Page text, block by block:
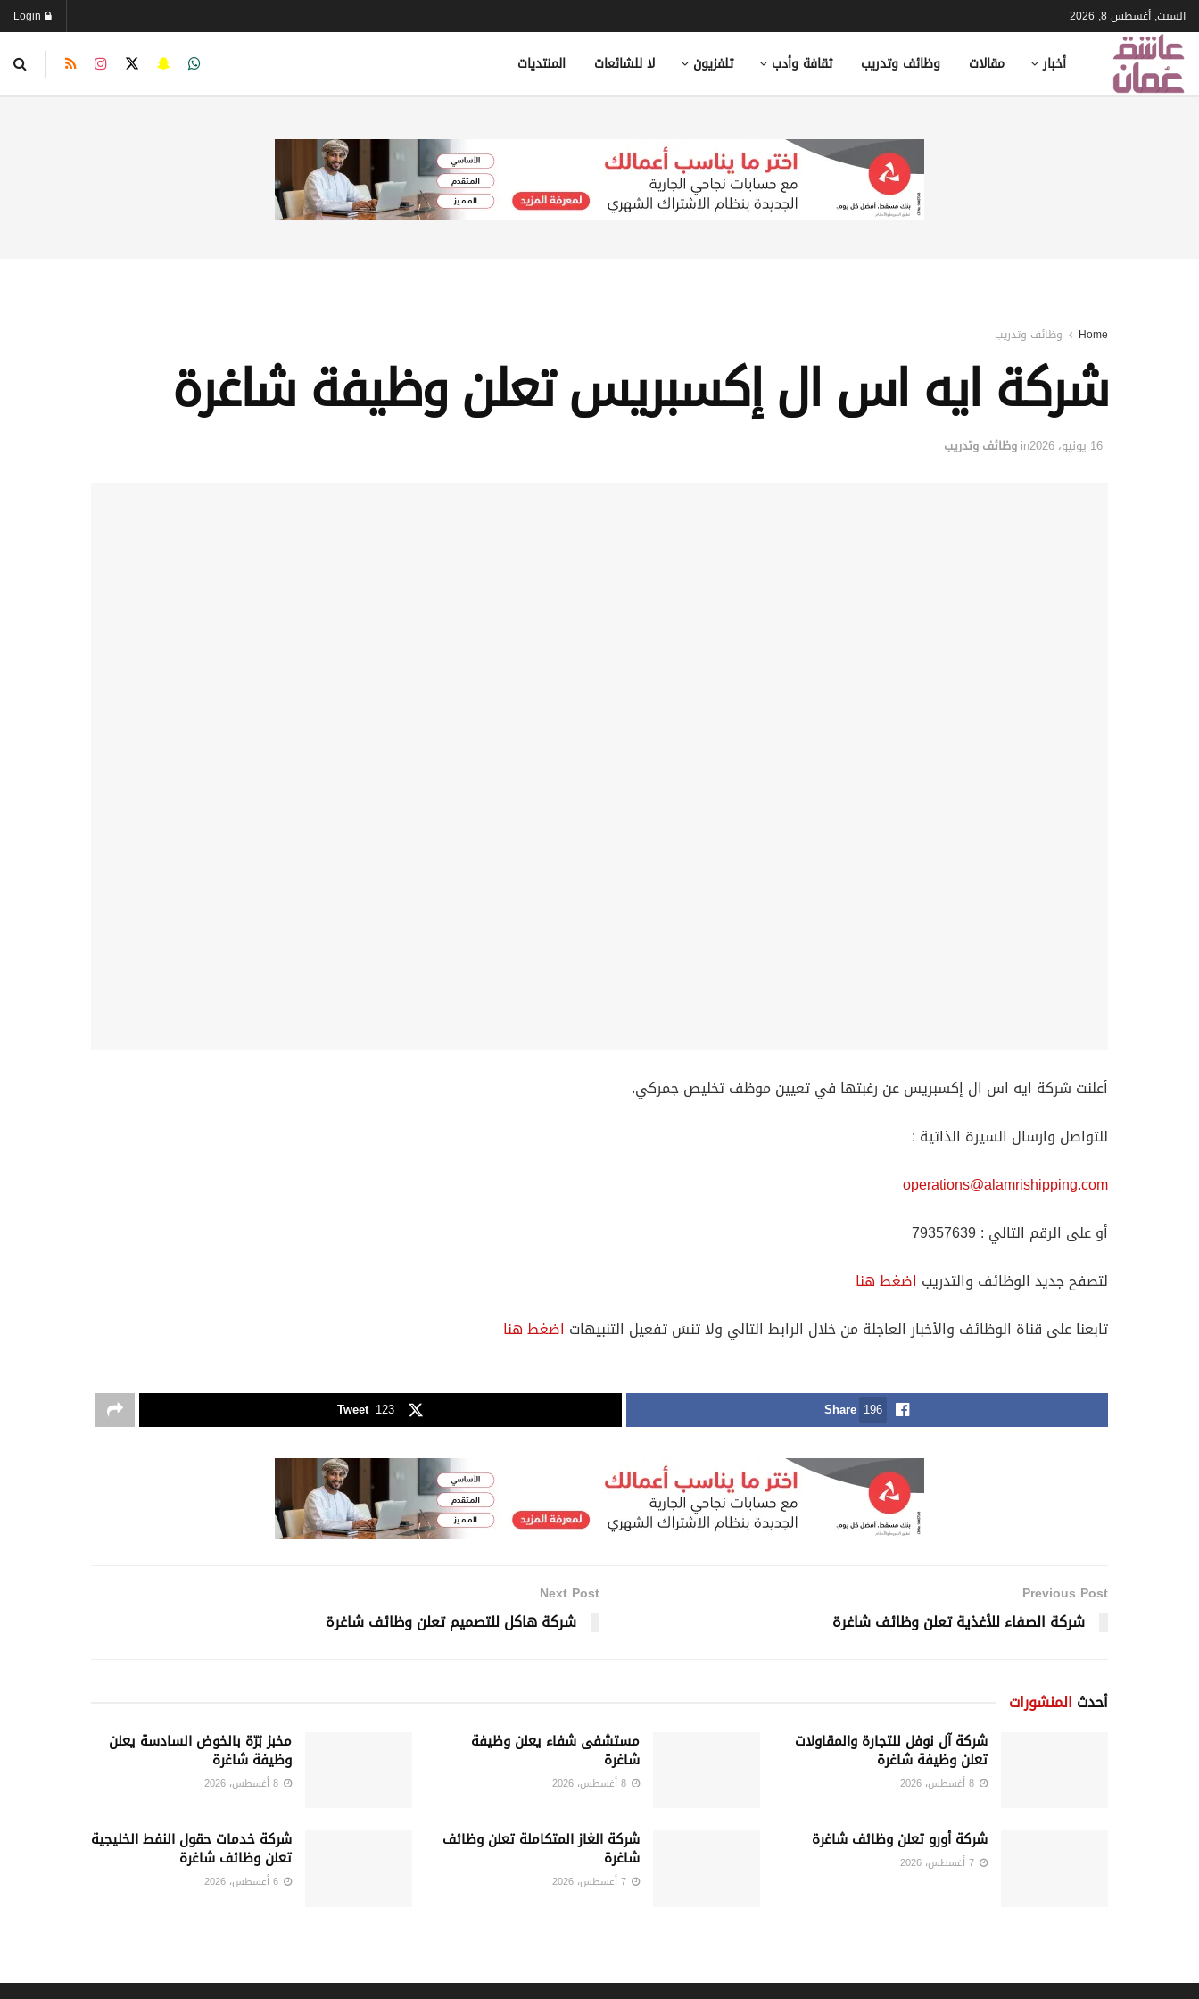
السبت, أغسطس 8, 2026
أخبار مقالات وظائف وتدريب ثقافة وأدب تلفزيون لا للشائعات المنتديات
Home وظائف وتدريب
شركة ايه اس ال إكسبريس تعلن وظيفة شاغرة
16 يونيو، 2026 in وظائف وتدريب
أعلنت شركة ايه اس ال إكسبريس عن رغبتها في تعيين موظف تخليص جمركي.
للتواصل وارسال السيرة الذاتية :
operations@alamrishipping.com
أو على الرقم التالي : 79357639
لتصفح جديد الوظائف والتدريب اضغط هنا
تابعنا على قناة الوظائف والأخبار العاجلة من خلال الرابط التالي ولا تنسَ تفعيل التنبيهات اضغط هنا
Share 196
Tweet 123
Previous Post
شركة الصفاء للأغذية تعلن وظائف شاغرة
Next Post
شركة هاكل للتصميم تعلن وظائف شاغرة
أحدث المنشورات
شركة آل نوفل للتجارة والمقاولات
تعلن وظيفة شاغرة
مستشفى شفاء يعلن وظيفة
شاغرة
مخبز بُرّة بالخوض السادسة يعلن
وظيفة شاغرة
شركة أورو تعلن وظائف شاغرة شركة الغاز المتكاملة تعلن وظائف
شاغرة
شركة خدمات حقول النفط الخليجية
تعلن وظائف شاغرة